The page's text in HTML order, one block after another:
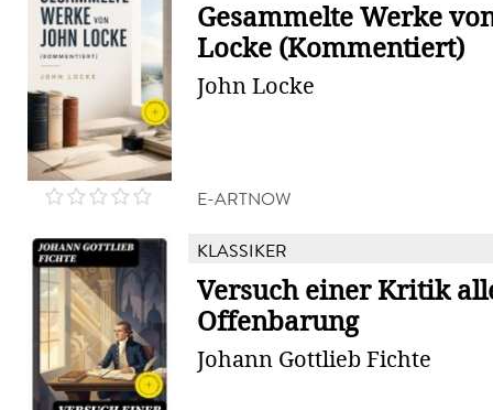
Gesammelte Werke
Locke (Kommentiert)
John Locke
E-ARTNOW
KLASSIKER
Versuch einer Kritik
Offenbarung
Johann Gottlieb Fichte